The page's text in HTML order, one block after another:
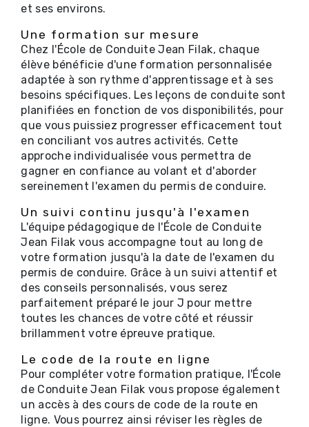
et ses environs.
Une formation sur mesure
Chez l'École de Conduite Jean Filak, chaque
élève bénéficie d'une formation personnalisée
adaptée à son rythme d'apprentissage et à ses
besoins spécifiques. Les leçons de conduite sont
planifiées en fonction de vos disponibilités, pour
que vous puissiez progresser efficacement tout
en conciliant vos autres activités. Cette
approche individualisée vous permettra de
gagner en confiance au volant et d'aborder
sereinement l'examen du permis de conduire.
Un suivi continu jusqu'à l'examen
L'équipe pédagogique de l'École de Conduite
Jean Filak vous accompagne tout au long de
votre formation jusqu'à la date de l'examen du
permis de conduire. Grâce à un suivi attentif et
des conseils personnalisés, vous serez
parfaitement préparé le jour J pour mettre
toutes les chances de votre côté et réussir
brillamment votre épreuve pratique.
Le code de la route en ligne
Pour compléter votre formation pratique, l'École
de Conduite Jean Filak vous propose également
un accès à des cours de code de la route en
ligne. Vous pourrez ainsi réviser les règles de